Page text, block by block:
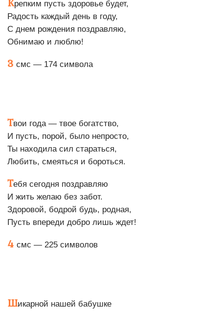
репким пусть здоровье будет,
Радость каждый день в году,
С днем рождения поздравляю,
Обнимаю и люблю!
3 смс — 174 символа
Твои года — твое богатство,
И пусть, порой, было непросто,
Ты находила сил стараться,
Любить, смеяться и бороться.
Тебя сегодня поздравляю
И жить желаю без забот.
Здоровой, бодрой будь, родная,
Пусть впереди добро лишь ждет!
4 смс — 225 символов
Шикарной нашей бабушке